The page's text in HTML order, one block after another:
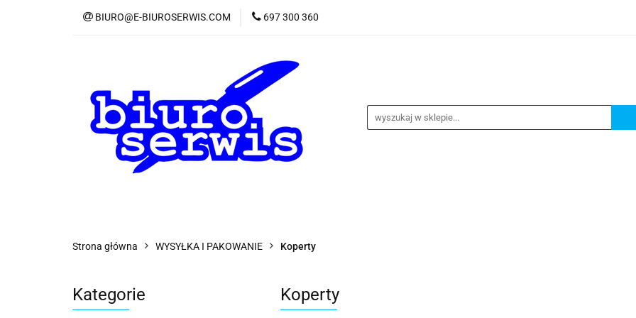
BIURO@E-BIUROSERWIS.COM 697 300 360
Strona główna WYSYŁKA I PAKOWANIE Koperty
Kategorie Koperty